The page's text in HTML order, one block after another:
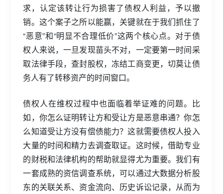
求，认定该转让行为损害了债权人利益，予以撤
销。这个案子之所以能赢，关键就在于我们抓住了
“恶意”和“明显不合理低价”这两个核心点。对于债
权人来说，一旦发现苗头不对，一定要第一时间采
取法律手段，查封股权，冻结工商变更，切莫让债
务人有了转移资产的时间窗口。
债权人在维权过程中也面临着举证难的问题。比
如，你怎么证明转让方和受让方是恶意串通？你怎
么知道受让方没有偿债能力？这就需要债权人投入
大量的时间和精力去调查取证。这时候，借助专业
的财税和法律机构的帮助就显得尤为重要。我们有
一套成熟的资信调查系统，可以通过大数据分析股
东的关联关系、资金流向、历史诉讼记录，从而为